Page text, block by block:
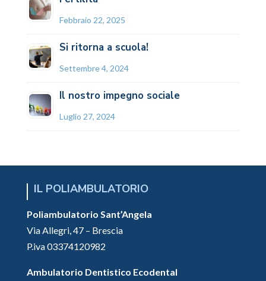
Febbraio 22, 2025
Si ritorna a scuola!
Settembre 4, 2024
Il nostro impegno sociale
Luglio 27, 2024
IL POLIAMBULATORIO
Poliambulatorio Sant’Angela
Via Allegri, 47 – Brescia
P.iva 03374120982
Ambulatorio Dentistico Ecodental